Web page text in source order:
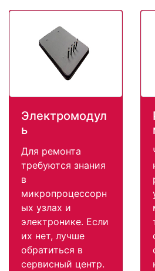
Электромодул
ь
Для ремонта
требуются знания
в
микропроцессорн
ых узлах и
электронике. Если
их нет, лучше
обратиться в
сервисный центр.